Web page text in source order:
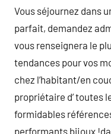
Vous séjournez dans
parfait, demandez
vous renseignera le
tendances pour vos
chez l’habitant/en
propriétaire d’ toutes
formidables
performants bijoux